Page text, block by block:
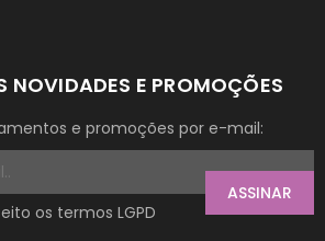
NOVIDADES E PROMOÇÕES
e promoções por e-mail:
ASSINAR
os termos LGPD